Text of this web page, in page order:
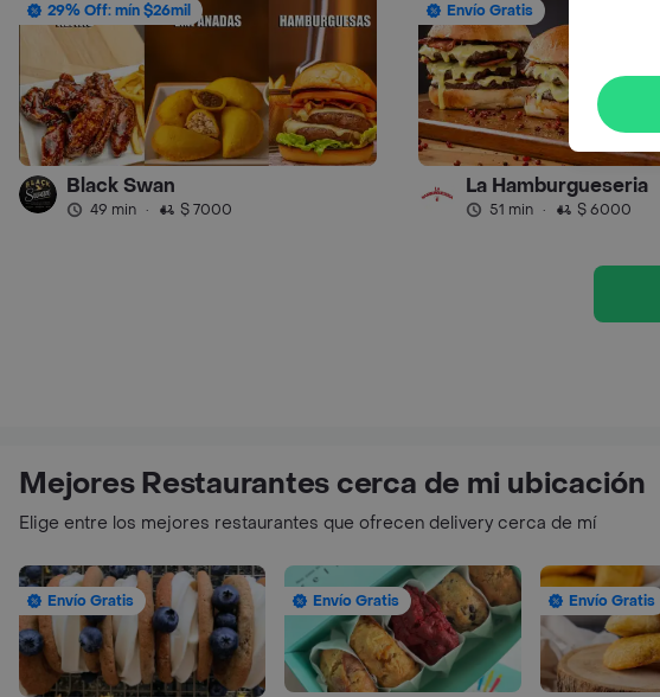
29% Off: mín $26mil
Black Swan
49 min · $ 7000
Envío Gratis
La Hamburgueseria
51 min · $ 6000
Mejores Restaurantes cerca de mi ubicación
Elige entre los mejores restaurantes que ofrecen delivery cerca de mí
Envío Gratis Envío Gratis Envío Gratis